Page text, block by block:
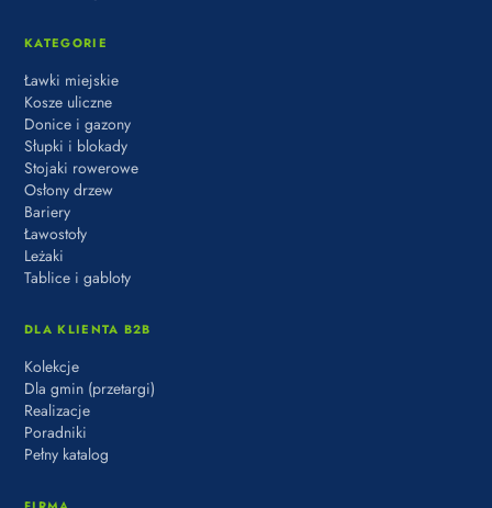
KATEGORIE
Ławki miejskie
Kosze uliczne
Donice i gazony
Słupki i blokady
Stojaki rowerowe
Osłony drzew
Bariery
Ławostoły
Leżaki
Tablice i gabloty
DLA KLIENTA B2B
Kolekcje
Dla gmin (przetargi)
Realizacje
Poradniki
Pełny katalog